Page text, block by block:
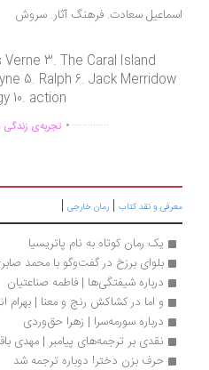
سعادت. فرهنگ آثار. سروش
Verne 3. The Caral Island
5. Ralph 6. Jack
10. action
.تجربه‌ی زندگی دوباره ...............
و نقد کتاب|رمان خارجی|
یک رمان کوتاه به نام پاتریسیا
بلوای برزخ در گفت‌وگو با محمد صابری
درباره شیفتگی‌ها | فاطمه صناعتیان
و اما در کشاکش رنج و معنا | بهرام انجم روز
درباره سورمه‌سرا | زهرا حق‌وردی
نقدی بر ترجمه‌های پیامبر | مهدی باقری
حرف بزن دختر! دوباره ترجمه شد